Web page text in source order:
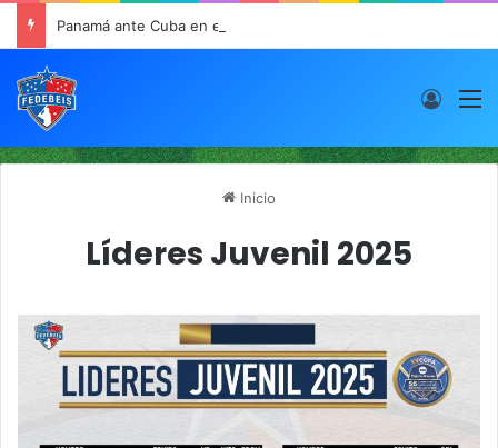
Panamá ante Cuba en el Inicio de la “Súper Ronda”
Inicio
Líderes Juvenil 2025